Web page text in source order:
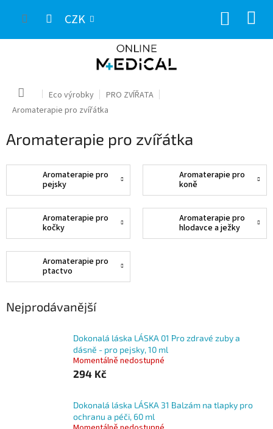
CZK
Domů Eco výrobky
PRO ZVÍŘATA
Aromaterapie pro zvířátka
Aromaterapie pro zvířátka
Aromaterapie pro
pejsky
Aromaterapie pro
koně
Aromaterapie pro
kočky
Aromaterapie pro
hlodavce a ježky
Aromaterapie pro
ptactvo
Nejprodávanější
Dokonalá láska LÁSKA 01 Pro zdravé zuby a
dásně - pro pejsky, 10 ml
Momentálně nedostupné
294 Kč
Dokonalá láska LÁSKA 31 Balzám na tlapky pro
ochranu a péči, 60 ml